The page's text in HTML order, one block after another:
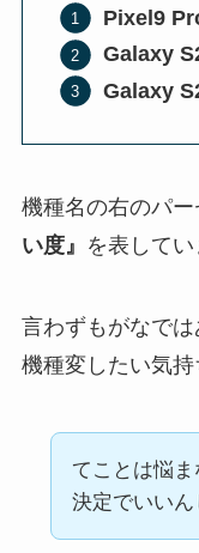
Pixel9
Galaxy
Galaxy
機種名の右のパ
い度』 を表してい
言わずもがなで
機種変したい気持
てことは悩
決定でいいん